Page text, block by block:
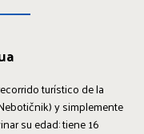
turístico de la
y simplemente
su edad: tiene 16